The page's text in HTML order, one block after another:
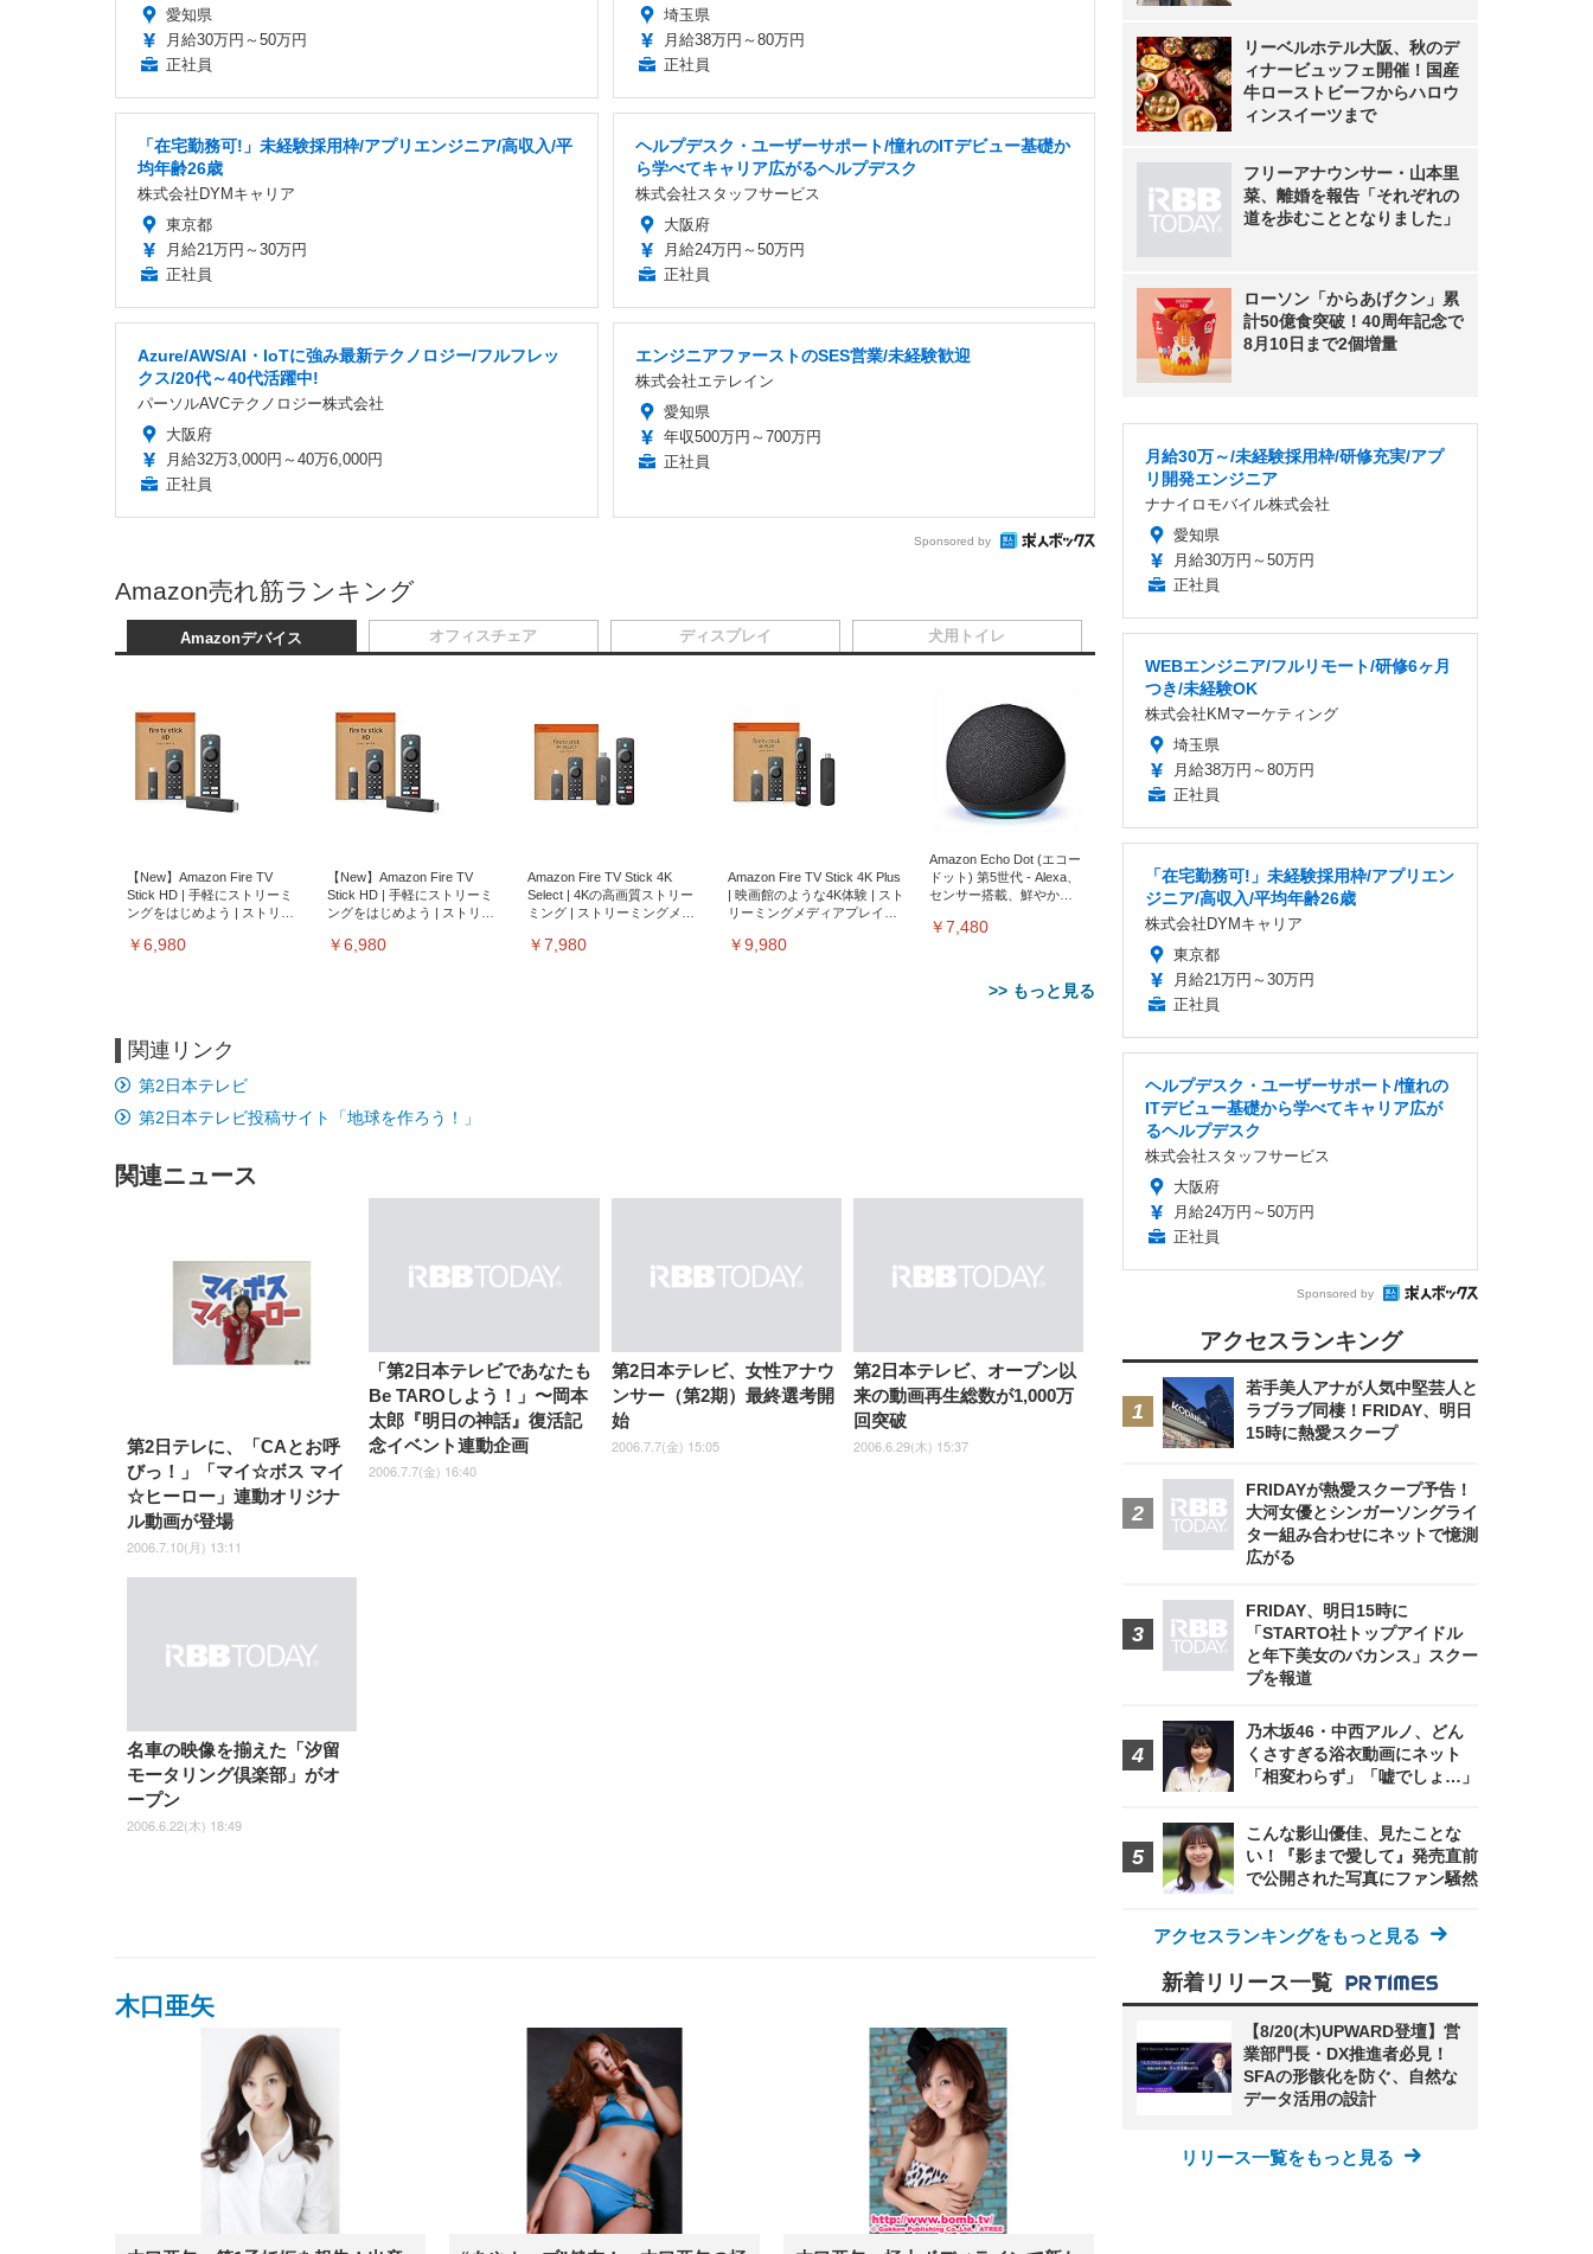
愛知県
月給30万円～50万円
正社員
埼玉県
月給38万円～80万円
正社員
「在宅勤務可!」未経験採用枠/アプリエンジニア/高収入/平
均年齢26歳
株式会社DYMキャリア
東京都
月給21万円～30万円
正社員
ヘルプデスク・ユーザーサポート/憧れのITデビュー基礎か
ら学べてキャリア広がるヘルプデスク
株式会社スタッフサービス
大阪府
月給24万円～50万円
正社員
Azure/AWS/AI・IoTに強み最新テクノロジー/フルフレッ
クス/20代～40代活躍中!
パーソルAVCテクノロジー株式会社
大阪府
月給32万3,000円～40万6,000円
正社員
エンジニアファーストのSES営業/未経験歓迎
株式会社エテレイン
愛知県
年収500万円～700万円
正社員
Sponsored by
Amazon売れ筋ランキング
Amazonデバイス
【New】Amazon Fire TV
Stick HD | 手軽にストリーミ
ングをはじめよう | ストリー
￥6,980
【New】Amazon Fire TV
Stick HD | 手軽にストリーミ
ングをはじめよう | ストリー
￥6,980
Amazon Fire TV Stick 4K
Select | 4Kの高画質ストリー
ミング | ストリーミングメデ
￥7,980
Amazon Fire TV Stick 4K Plus
| 映画館のような4K体験 | スト
リーミングメディアプレイヤ
￥9,980
Amazon Echo Dot (エコー
ドット) 第5世代 - Alexa、
センサー搭載、鮮やかな
￥7,480
>> もっと見る
オフィスチェア
上げ式アームレスト コンパク
ト 約105度ロッキング pc 事務
椅子 360度回転 座面昇降 強化
ナイロン樹脂ベース 通気性メ
ッシュ 在宅ワーク H-
WY01(黒網+黒枠+黒足)
度ロッキング機能 人間工学 椅
ュ ゲーミング/勉強/事務用 お
しゃれ パソコンチェア (ブラ
ック)
￥7,680
ロッキング機能 人間工学 椅子
ゲーミング/勉強/事務用 おし
ゃれ パソコンチェア (ホワイ
ト)
￥7,680
ポート付き 腰サポート ガ
ス圧無段階昇降 360度回
宅勤務 ブラック
￥4,139
ディスプレイ
UHD・USB Type-C・ホワイ
￥105,595
UHD・USB Type-C・ホワイ
￥49,979
沢 HDMI/DisplayPort/VGA
￥15,800
ーミングモニター QD 24.5インチ
1ms FHD 量子ドット 残像低減 (3
￥34,980
犬用トイレ
捨て 無香料 ホワイト 300枚
￥1,800
ペットシーツ 超厚型 お徳用
￥3,670
【Amazon.co.jp限定】
￥3,731
関連リンク
第2日本テレビ
第2日本テレビ投稿サイト「地球を作ろう！」
関連ニュース
第2日テレに、「CAとお呼
びっ！」「マイ☆ボス マイ
☆ヒーロー」連動オリジナ
ル動画が登場
2006.7.10(月) 13:11
「第2日本テレビであなたも
Be TAROしよう！」〜岡本
太郎『明日の神話』復活記
念イベント連動企画
2006.7.7(金) 16:40
第2日本テレビ、女性アナウ
ンサー（第2期）最終選考開
始
2006.7.7(金) 15:05
第2日本テレビ、オープン以
来の動画再生総数が1,000万
回突破
2006.6.29(木) 15:37
名車の映像を揃えた「汐留
モータリング倶楽部」がオ
ープン
2006.6.22(木) 18:49
木口亜矢
リーベルホテル大阪、秋のデ
ィナービュッフェ開催！国産
牛ローストビーフからハロウ
ィンスイーツまで
フリーアナウンサー・山本里
菜、離婚を報告「それぞれの
道を歩むこととなりました」
ローソン「からあげクン」累
計50億食突破！40周年記念で
8月10日まで2個増量
月給30万～/未経験採用枠/研修充実/アプ
リ開発エンジニア
ナナイロモバイル株式会社
愛知県
月給30万円～50万円
正社員
WEBエンジニア/フルリモート/研修6ヶ月
つき/未経験OK
株式会社KMマーケティング
埼玉県
月給38万円～80万円
正社員
「在宅勤務可!」未経験採用枠/アプリエン
ジニア/高収入/平均年齢26歳
株式会社DYMキャリア
東京都
月給21万円～30万円
正社員
ヘルプデスク・ユーザーサポート/憧れの
ITデビュー基礎から学べてキャリア広が
るヘルプデスク
株式会社スタッフサービス
大阪府
月給24万円～50万円
正社員
Sponsored by
アクセスランキング
若手美人アナが人気中堅芸人と
ラブラブ同棲！FRIDAY、明日
15時に熱愛スクープ
FRIDAYが熱愛スクープ予告！
大河女優とシンガーソングライ
ター組み合わせにネットで憶測
広がる
FRIDAY、明日15時に
「STARTO社トップアイドル
と年下美女のバカンス」スクー
プを報道
乃木坂46・中西アルノ、どん
くさすぎる浴衣動画にネット
「相変わらず」「嘘でしょ…」
こんな影山優佳、見たことな
い！『影まで愛して』発売直前
で公開された写真にファン騒然
アクセスランキングをもっと見る
新着リリース一覧
【8/20(木)UPWARD登壇】営
業部門長・DX推進者必見！
SFAの形骸化を防ぐ、自然な
データ活用の設計
リリース一覧をもっと見る